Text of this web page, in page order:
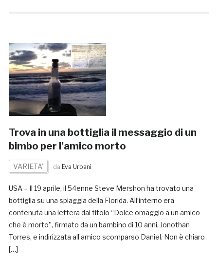
Trova in una bottiglia il messaggio di un
bimbo per l’amico morto
VARIETA' da Eva Urbani
USA – Il 19 aprile, il 54enne Steve Mershon ha trovato una
bottiglia su una spiaggia della Florida. All’interno era
contenuta una lettera dal titolo “Dolce omaggio a un amico
che è morto”, firmato da un bambino di 10 anni, Jonothan
Torres, e indirizzata all’amico scomparso Daniel. Non è chiaro
[…]